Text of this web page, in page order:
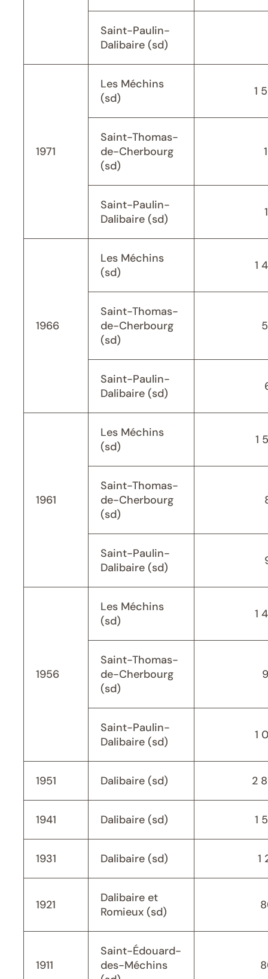
Saint-Paulin-
Dalibaire (sd)
1971
Les Méchins
(sd)
1
Saint-Thomas-
de-Cherbourg
(sd)
Saint-Paulin-
Dalibaire (sd)
1966
Les Méchins
(sd)
1
Saint-Thomas-
de-Cherbourg
(sd)
Saint-Paulin-
Dalibaire (sd)
1961
Les Méchins
(sd)
1
Saint-Thomas-
de-Cherbourg
(sd)
Saint-Paulin-
Dalibaire (sd)
1956
Les Méchins
(sd)
1
Saint-Thomas-
de-Cherbourg
(sd)
Saint-Paulin-
Dalibaire (sd)
1
1951 Dalibaire (sd) 2
1941 Dalibaire (sd) 1
1931 Dalibaire (sd) 1
1921
Dalibaire et
Romieux (sd)
1911
Saint-Édouard-
des-Méchins